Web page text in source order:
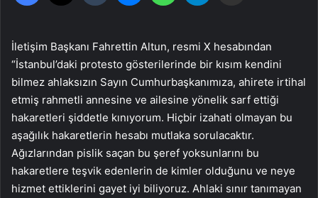
İletişim Başkanı Fahrettin Altun, resmi X hesabından
“İstanbul’daki protesto gösterilerinde bir kısım kendini
bilmez ahlaksızın Sayın Cumhurbaşkanımıza, ahirete irtihal
etmiş rahmetli annesine ve ailesine yönelik sarf ettiği
hakaretleri şiddetle kınıyorum. Hiçbir izahati olmayan bu
aşağılık hakaretlerin hesabı mutlaka sorulacaktır.
Ağızlarından pislik saçan bu şeref yoksunlarını bu
hakaretlere teşvik edenlerin de kimler olduğunu ve neye
hizmet ettiklerini gayet iyi biliyoruz. Ahlaki sınır tanımayan